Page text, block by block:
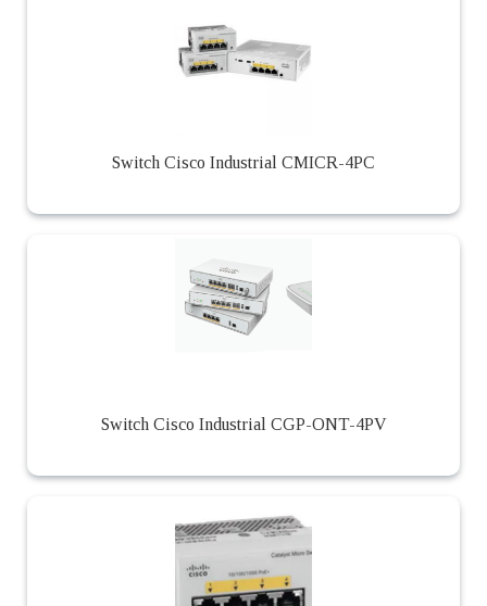
Switch Cisco Industrial CMICR-4PC
Switch Cisco Industrial CGP-ONT-4PV